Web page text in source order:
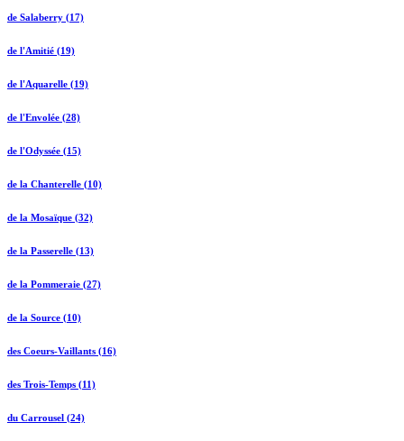
de Salaberry (17)
de l'Amitié (19)
de l'Aquarelle (19)
de l'Envolée (28)
de l'Odyssée (15)
de la Chanterelle (10)
de la Mosaïque (32)
de la Passerelle (13)
de la Pommeraie (27)
de la Source (10)
des Coeurs-Vaillants (16)
des Trois-Temps (11)
du Carrousel (24)